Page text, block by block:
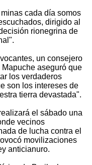
cada día somos
dirigido al
rionegrina de
un consejero
aseguró que
los verdaderos
son los intereses de
tierra devastada".
el sábado una
vecinos
de lucha contra el
movilizaciones
anticianuro.